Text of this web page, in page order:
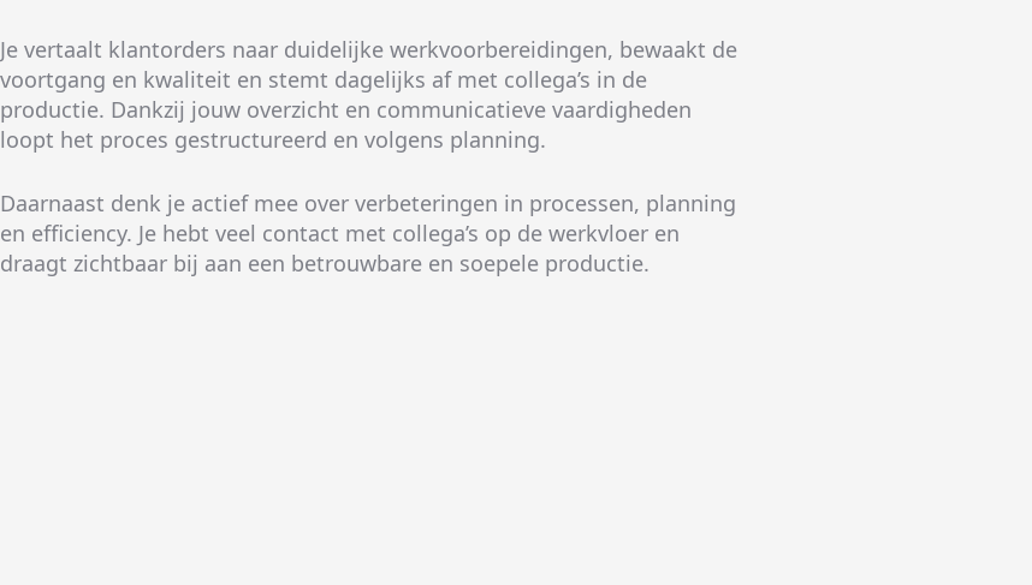
Je vertaalt klantorders naar duidelijke werkvoorbereidingen, bewaakt de
voortgang en kwaliteit en stemt dagelijks af met collega’s in de
productie. Dankzij jouw overzicht en communicatieve vaardigheden
loopt het proces gestructureerd en volgens planning.
Daarnaast denk je actief mee over verbeteringen in processen, planning
en efficiency. Je hebt veel contact met collega’s op de werkvloer en
draagt zichtbaar bij aan een betrouwbare en soepele productie.